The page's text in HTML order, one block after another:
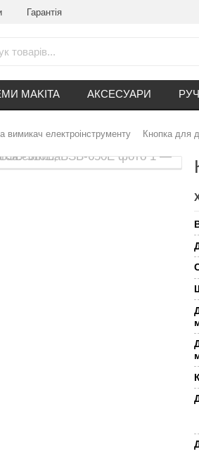
Гарантія
MAKITA АКСЕСУАРИ
вимикач електроінструменту Кнопка для